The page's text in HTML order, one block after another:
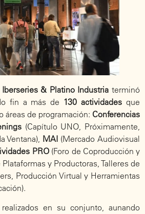
Iberseries & Platino Industria terminó
fin a más de 130 actividades que
áreas de programación: Conferencias
(Capítulo UNO, Próximamente,
Ventana), MAI (Mercado Audiovisual
PRO (Foro de Coproducción y
y Productoras, Talleres de
Producción Virtual y Herramientas
realizados en su conjunto, aunando